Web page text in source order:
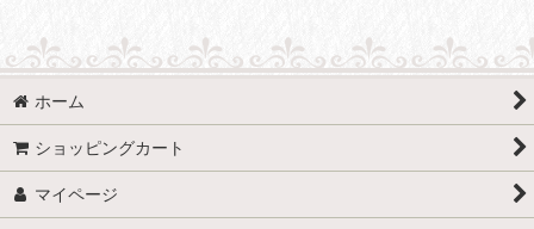
ホーム
ショッピングカート
マイページ